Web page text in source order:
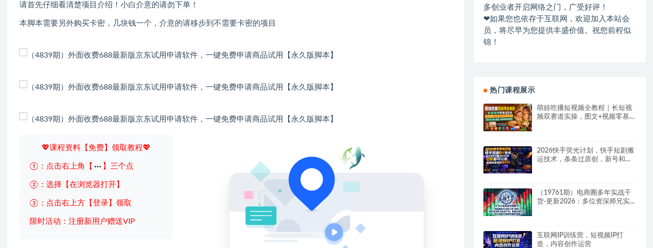
请首先仔细看清楚项目介绍！小白介意的请勿下单！
本脚本需要另外购买卡密，几块钱一个，介意的请移步到不需要卡密的项目
💖课程资料【免费】领取教程💖
①：点击右上角【 】三个点
②：选择【在浏览器打开】
③：点击右上方【登录】领取
限时活动：注册新用户赠送VIP
多创业者开启网络之门，广受好评！
❤如果您也依存于互联网，欢迎加入本站会
员，将尽早为您提供丰盛价值。祝您前程似
锦！
热门课程展示
萌娃吃播短视频全教程｜长短视
频双赛道实操，图文+视频零基
2026快手荧光计划，快手短剧搬
运技术，条条过原创，新号和老
（19761期）电商圈多年实战干
货-更新2026：多位资深师兄实
互联网IP训练营，短视频IP打
造，内容创作运营